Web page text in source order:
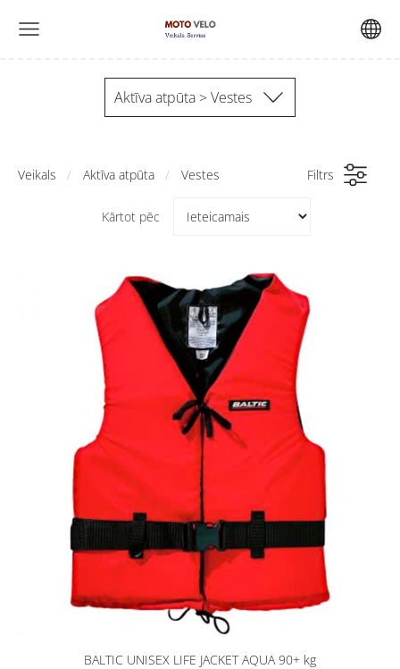
Aktīva atpūta > Vestes
Veikals Aktīva atpūta Vestes Filtrs
Kārtot pēc
BALTIC UNISEX LIFE JACKET AQUA 90+ kg